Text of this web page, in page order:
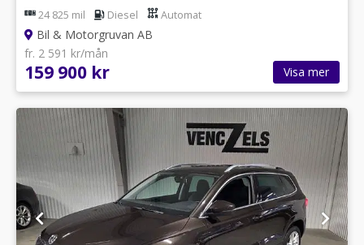
24 825 mil Diesel Automat
Bil & Motorgruvan AB
fr. 2 591 kr/mån
159 900 kr Visa mer